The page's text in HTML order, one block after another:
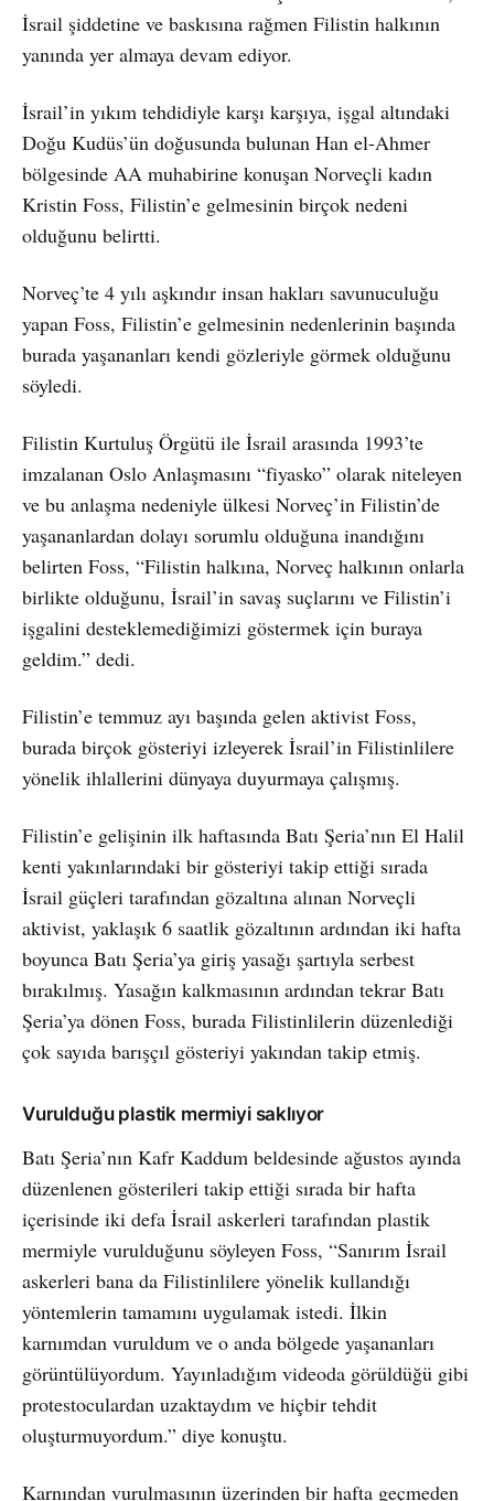
İsrail şiddetine ve baskısına rağmen Filistin halkının
yanında yer almaya devam ediyor.
İsrail’in yıkım tehdidiyle karşı karşıya, işgal altındaki
Doğu Kudüs’ün doğusunda bulunan Han el-Ahmer
bölgesinde AA muhabirine konuşan Norveçli kadın
Kristin Foss, Filistin’e gelmesinin birçok nedeni
olduğunu belirtti.
Norveç’te 4 yılı aşkındır insan hakları savunuculuğu
yapan Foss, Filistin’e gelmesinin nedenlerinin başında
burada yaşananları kendi gözleriyle görmek olduğunu
söyledi.
Filistin Kurtuluş Örgütü ile İsrail arasında 1993’te
imzalanan Oslo Anlaşmasını “fiyasko” olarak niteleyen
ve bu anlaşma nedeniyle ülkesi Norveç’in Filistin’de
yaşananlardan dolayı sorumlu olduğuna inandığını
belirten Foss, “Filistin halkına, Norveç halkının onlarla
birlikte olduğunu, İsrail’in savaş suçlarını ve Filistin’i
işgalini desteklemediğimizi göstermek için buraya
geldim.” dedi.
Filistin’e temmuz ayı başında gelen aktivist Foss,
burada birçok gösteriyi izleyerek İsrail’in Filistinlilere
yönelik ihlallerini dünyaya duyurmaya çalışmış.
Filistin’e gelişinin ilk haftasında Batı Şeria’nın El Halil
kenti yakınlarındaki bir gösteriyi takip ettiği sırada
İsrail güçleri tarafından gözaltına alınan Norveçli
aktivist, yaklaşık 6 saatlik gözaltının ardından iki hafta
boyunca Batı Şeria’ya giriş yasağı şartıyla serbest
bırakılmış. Yasağın kalkmasının ardından tekrar Batı
Şeria’ya dönen Foss, burada Filistinlilerin düzenlediği
çok sayıda barışçıl gösteriyi yakından takip etmiş.
Vurulduğu plastik mermiyi saklıyor
Batı Şeria’nın Kafr Kaddum beldesinde ağustos ayında
düzenlenen gösterileri takip ettiği sırada bir hafta
içerisinde iki defa İsrail askerleri tarafından plastik
mermiyle vurulduğunu söyleyen Foss, “Sanırım İsrail
askerleri bana da Filistinlilere yönelik kullandığı
yöntemlerin tamamını uygulamak istedi. İlkin
karnımdan vuruldum ve o anda bölgede yaşananları
görüntülüyordum. Yayınladığım videoda görüldüğü gibi
protestoculardan uzaktaydım ve hiçbir tehdit
oluşturmuyordum.” diye konuştu.
Karnından vurulmasının üzerinden bir hafta geçmeden